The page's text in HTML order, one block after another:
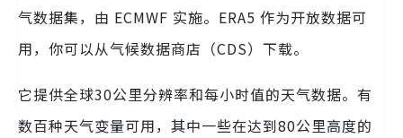
气数据集，由 ECMWF 实施。ERA5 作为开放数据可
用，你可以从气候数据商店（CDS）下载。
它提供全球30公里分辨率和每小时值的天气数据。有
数百种天气变量可用，其中一些在达到80公里高度的